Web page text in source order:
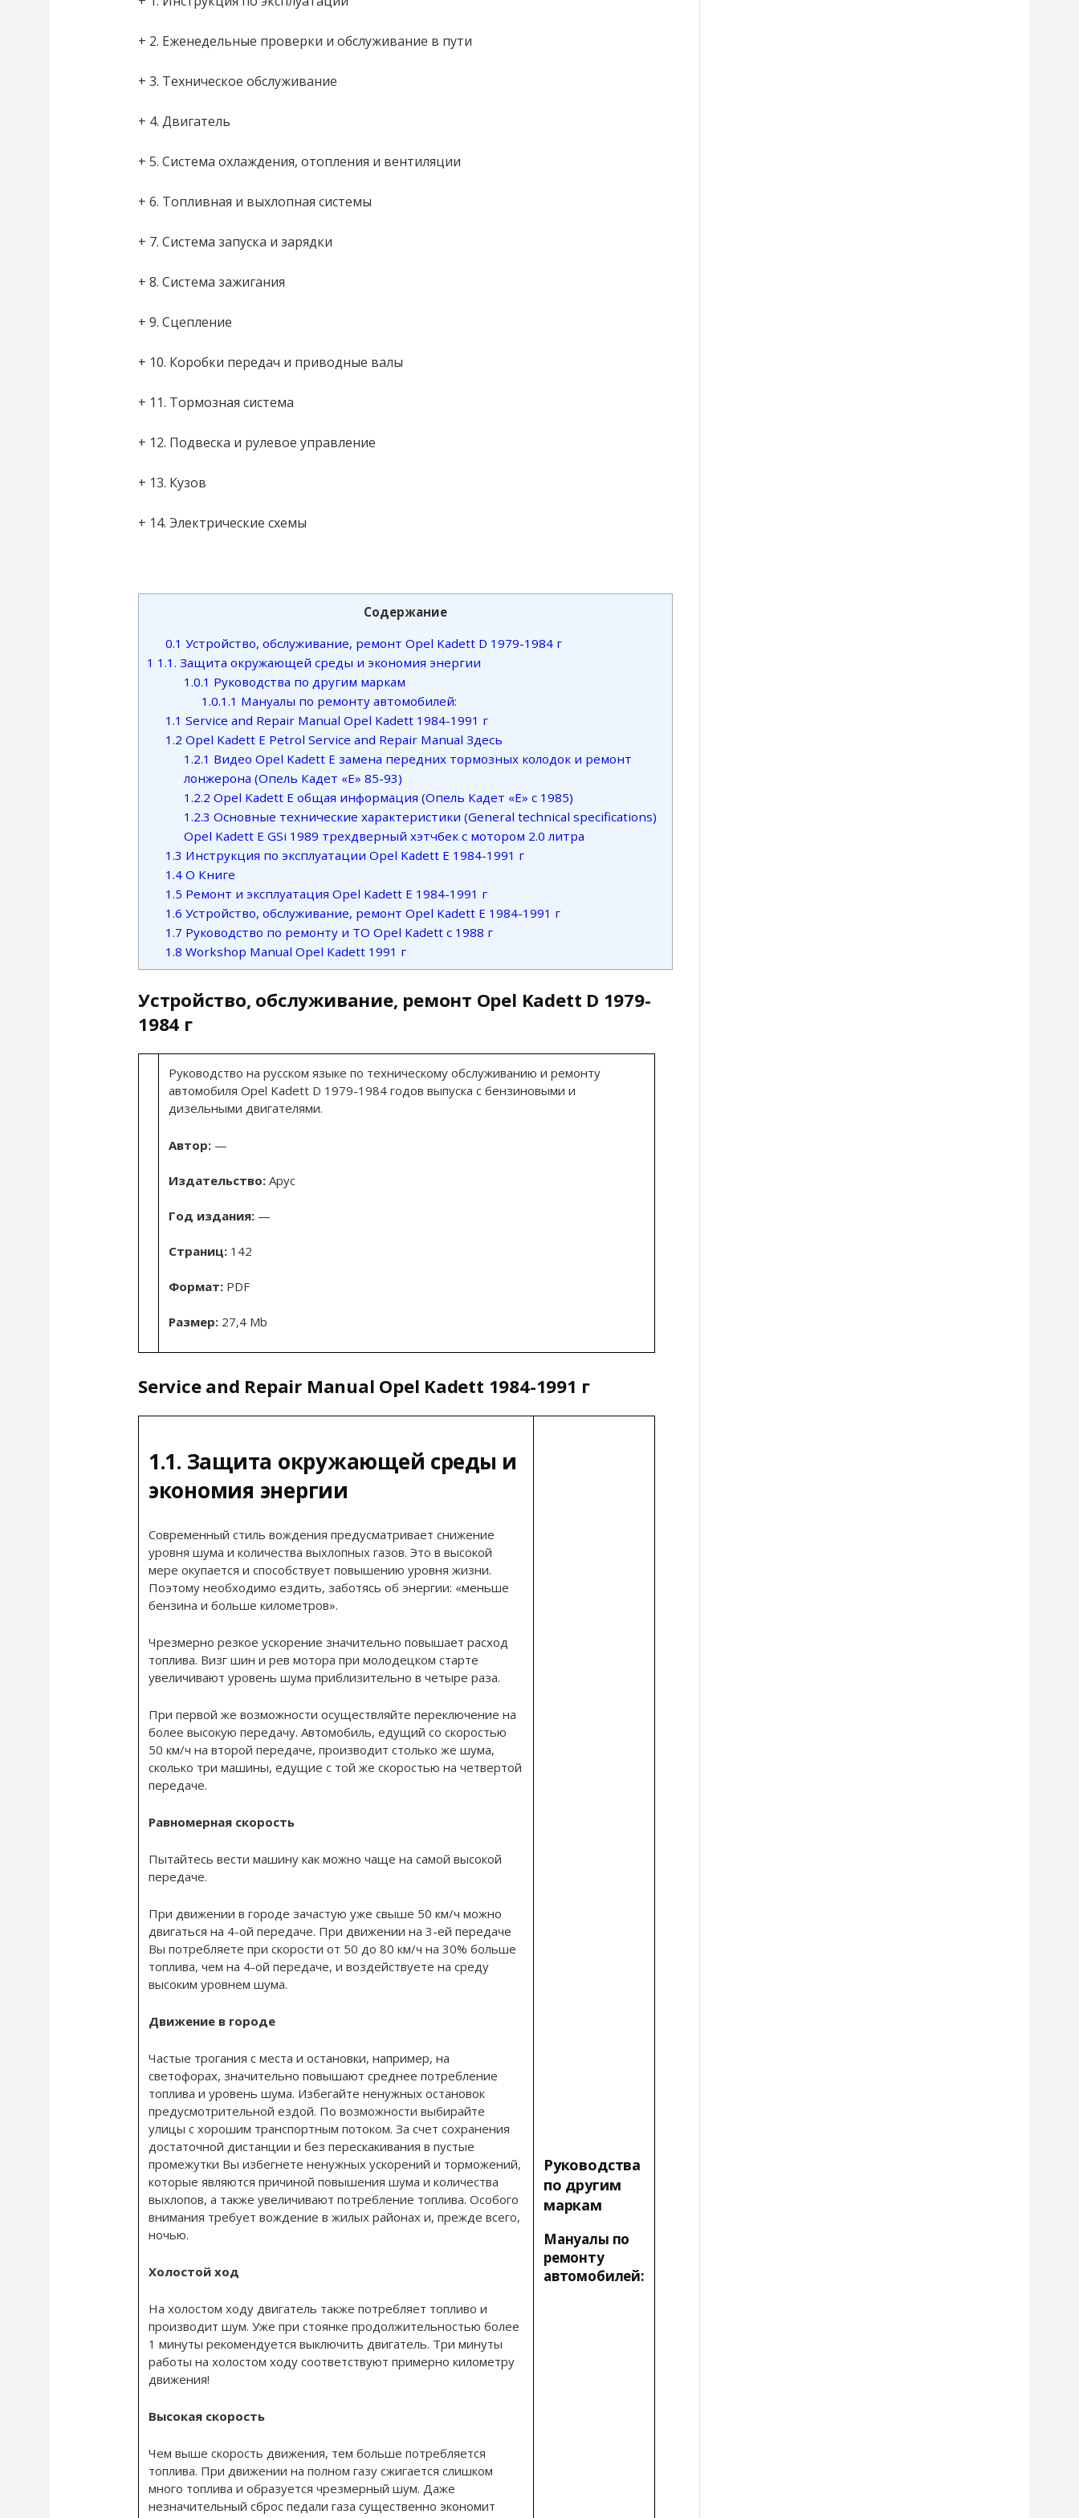
+ 2. Еженедельные проверки и обслуживание в пути
+ 3. Техническое обслуживание
+ 4. Двигатель
+ 5. Система охлаждения, отопления и вентиляции
+ 6. Топливная и выхлопная системы
+ 7. Система запуска и зарядки
+ 8. Система зажигания
+ 9. Сцепление
+ 10. Коробки передач и приводные валы
+ 11. Тормозная система
+ 12. Подвеска и рулевое управление
+ 13. Кузов
+ 14. Электрические схемы
Содержание
0.1 Устройство, обслуживание, ремонт Opel Kadett D 1979-1984 г
1 1.1. Защита окружающей среды и экономия энергии
1.0.1 Руководства по другим маркам
1.0.1.1 Мануалы по ремонту автомобилей:
1.1 Service and Repair Manual Opel Kadett 1984-1991 г
1.2 Opel Kadett E Petrol Service and Repair Manual Здесь
1.2.1 Видео Opel Kadett E замена передних тормозных колодок и ремонт
лонжерона (Опель Кадет «Е» 85-93)
1.2.2 Opel Kadett E общая информация (Опель Кадет «Е» с 1985)
1.2.3 Основные технические характеристики (General technical specifications)
Opel Kadett E GSi 1989 трехдверный хэтчбек с мотором 2.0 литра
1.3 Инструкция по эксплуатации Opel Kadett E 1984-1991 г
1.4О Книге
1.5 Ремонт и эксплуатация Opel Kadett E 1984-1991 г
1.6 Устройство, обслуживание, ремонт Opel Kadett E 1984-1991 г
1.7 Руководство по ремонту и ТО Opel Kadett с 1988 г
1.8 Workshop Manual Opel Kadett 1991 г
Устройство, обслуживание, ремонт Opel Kadett D 1979-
1984 г
Руководство на русском языке по техническому обслуживанию и ремонту
автомобиля Opel Kadett D 1979-1984 годов выпуска с бензиновыми и
дизельными двигателями.
Автор: —
Издательство: Арус
Год издания: —
Страниц: 142
Формат: PDF
Размер: 27,4 Mb
Service and Repair Manual Opel Kadett 1984-1991 г
1.1. Защита окружающей среды и
экономия энергии
Современный стиль вождения предусматривает снижение
уровня шума и количества выхлопных газов. Это в высокой
мере окупается и способствует повышению уровня жизни.
Поэтому необходимо ездить, заботясь об энергии: «меньше
бензина и больше километров».
Чрезмерно резкое ускорение значительно повышает расход
топлива. Визг шин и рев мотора при молодецком старте
увеличивают уровень шума приблизительно в четыре раза.
При первой же возможности осуществляйте переключение на
более высокую передачу. Автомобиль, едущий со скоростью
50 км/ч на второй передаче, производит столько же шума,
сколько три машины, едущие с той же скоростью на четвертой
передаче.
Равномерная скорость
Пытайтесь вести машину как можно чаще на самой высокой
передаче.
При движении в городе зачастую уже свыше 50 км/ч можно
двигаться на 4-ой передаче. При движении на 3-ей передаче
Вы потребляете при скорости от 50 до 80 км/ч на 30% больше
топлива, чем на 4-ой передаче, и воздействуете на среду
высоким уровнем шума.
Движение в городе
Частые трогания с места и остановки, например, на
светофорах, значительно повышают среднее потребление
топлива и уровень шума. Избегайте ненужных остановок
предусмотрительной ездой. По возможности выбирайте
улицы с хорошим транспортным потоком. За счет сохранения
достаточной дистанции и без перескакивания в пустые
промежутки Вы избегнете ненужных ускорений и торможений,
которые являются причиной повышения шума и количества
выхлопов, а также увеличивают потребление топлива. Особого
внимания требует вождение в жилых районах и, прежде всего,
ночью.
Холостой ход
На холостом ходу двигатель также потребляет топливо и
производит шум. Уже при стоянке продолжительностью более
1 минуты рекомендуется выключить двигатель. Три минуты
работы на холостом ходу соответствуют примерно километру
движения!
Высокая скорость
Чем выше скорость движения, тем больше потребляется
топлива. При движении на полном газу сжигается слишком
много топлива и образуется чрезмерный шум. Даже
незначительный сброс педали газа существенно экономит
Руководства
по другим
маркам
Мануалы по
ремонту
автомобилей: